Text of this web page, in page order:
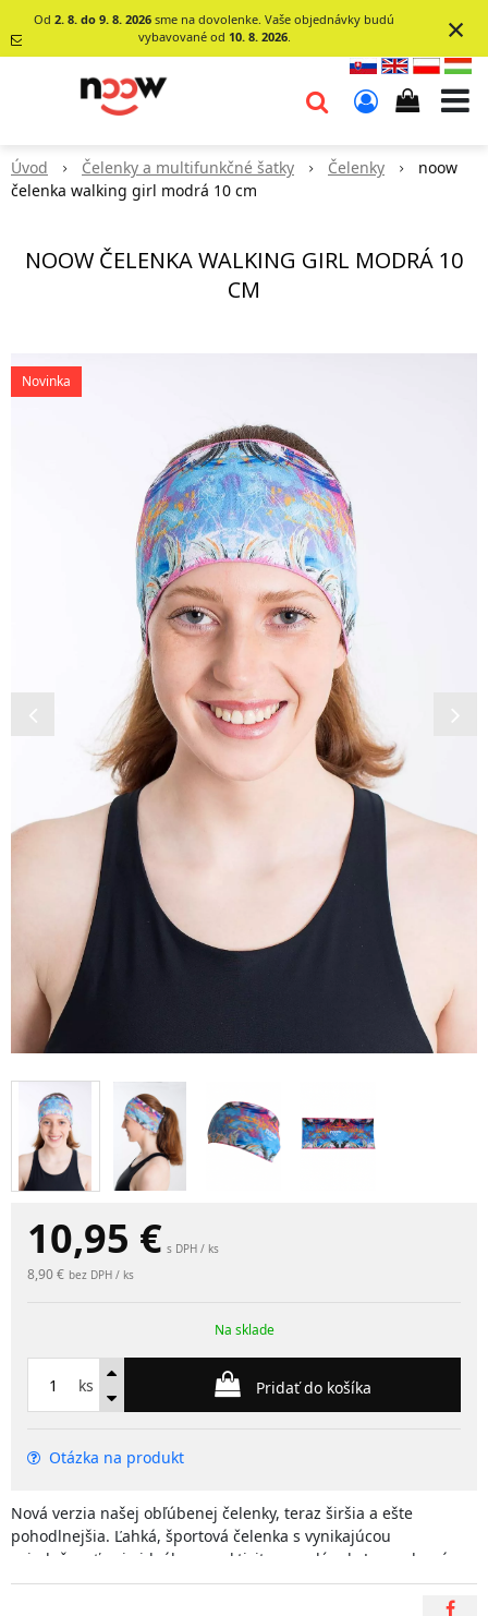
Od2. 8. do 9. 8. 2026 sme na dovolenke. Vaše objednávky budú
vybavované od 10. 8. 2026. ×
0903620260
Úvod Čelenky a multifunkčné šatky Čelenky
noow
čelenka walking girl modrá 10 cm
NOOW ČELENKA WALKING GIRL MODRÁ 10
CM
Novinka
10,95 € s DPH / ks
8,90 € bez DPH / ks
Na sklade
ks Pridať do košíka
Otázka na produkt
Nová verzia našej obľúbenej čelenky, teraz širšia a ešte
pohodlnejšia. Ľahká, športová čelenka s vynikajúcou
priedušnosťou je ideálna na aktivity po celý rok. Je vyrobená z
recyklovaného perforovaného materiálu, po celom obvode je
obšitá a skvele sadne na každý typ hlavy. Pri nosení je veľmi